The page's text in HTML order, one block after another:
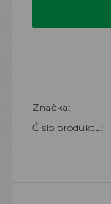
Značka:
Číslo produktu: